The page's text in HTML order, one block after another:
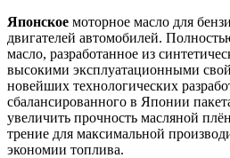
Японское моторное масло для
двигателей автомобилей.
масло, разработанное из
высокими эксплуатационными
новейших технологических
сбалансированного в Японии
увеличить прочность масляной
трение для максимальной
экономии топлива.